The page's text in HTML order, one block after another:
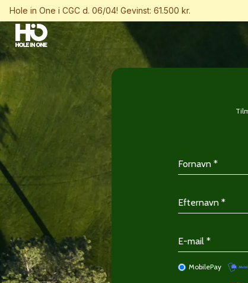
Hole in One i CGC d. 06/04! Gevinst: 61.500 kr.
MobilePay